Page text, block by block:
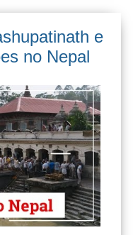
e
no Nepal